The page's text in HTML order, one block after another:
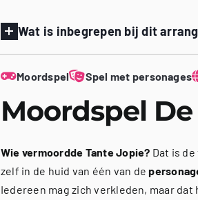
Wat is inbegrepen bij dit
Moordspel Spel met personages
Moordspel
Wie vermoordde Tante Jopie? Dat is
zelf in de huid van één van de
Iedereen mag zich verkleden, maar